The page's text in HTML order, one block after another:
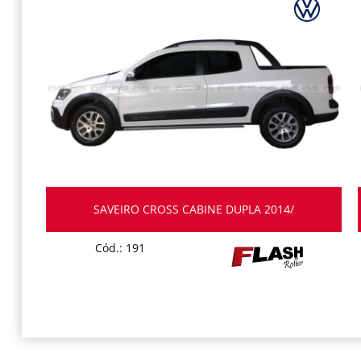
SAVEIRO CROSS CABINE DUPLA 2014/
Cód.: 191